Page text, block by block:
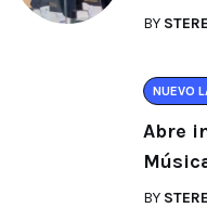
BY
NUEVO
Abre
BY